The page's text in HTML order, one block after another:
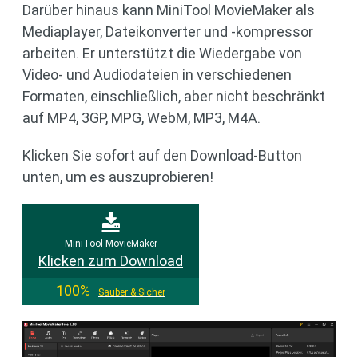
Darüber hinaus kann MiniTool MovieMaker als
Mediaplayer, Dateikonverter und -kompressor
arbeiten. Er unterstützt die Wiedergabe von
Video- und Audiodateien in verschiedenen
Formaten, einschließlich, aber nicht beschränkt
auf MP4, 3GP, MPG, WebM, MP3, M4A.
Klicken Sie sofort auf den Download-Button
unten, um es auszuprobieren!
MiniTool MovieMaker
Klicken zum Download
100%
Sauber & Sicher